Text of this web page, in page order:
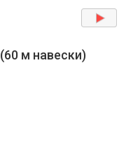
м навески)